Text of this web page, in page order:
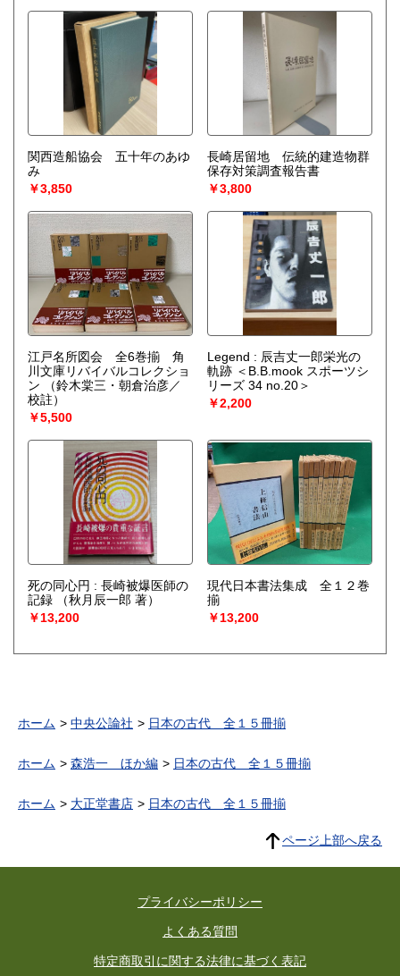
関西造船協会 五十年のあゆ
み
￥3,850
長崎居留地 伝統的建造物群
保存対策調査報告書
￥3,800
江戸名所図会 全6巻揃 角
川文庫リバイバルコレクショ
ン
（鈴木棠三・朝倉治彦／
校註）
￥5,500
Legend : 辰吉丈一郎栄光の
軌跡 ＜B.B.mook スポーツシ
リーズ 34 no.20＞
￥2,200
死の同心円 : 長崎被爆医師の
記録
（秋月辰一郎 著）
￥13,200
現代日本書法集成 全１２巻
揃
￥13,200
ホーム 中央公論社 日本の古代 全１５冊揃
ホーム 森浩一 ほか編 日本の古代 全１５冊揃
ホーム 大正堂書店 日本の古代 全１５冊揃
ページ上部へ戻る
プライバシーポリシー
よくある質問
特定商取引に関する法律に基づく表記